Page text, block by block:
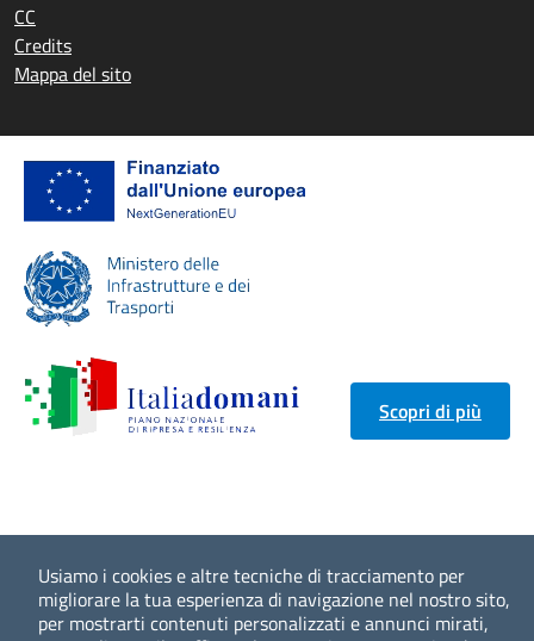
Usiamo i cookies e altre tecniche di tracciamento per
migliorare la tua esperienza di navigazione nel nostro sito,
per mostrarti contenuti personalizzati e annunci mirati,
CC
Credits
Mappa del sito
Scopri di più